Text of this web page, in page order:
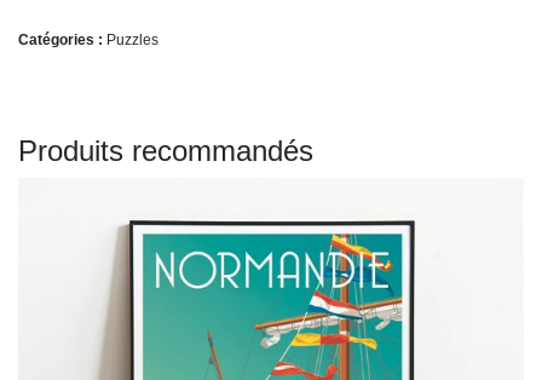
Catégories : Puzzles
Produits recommandés